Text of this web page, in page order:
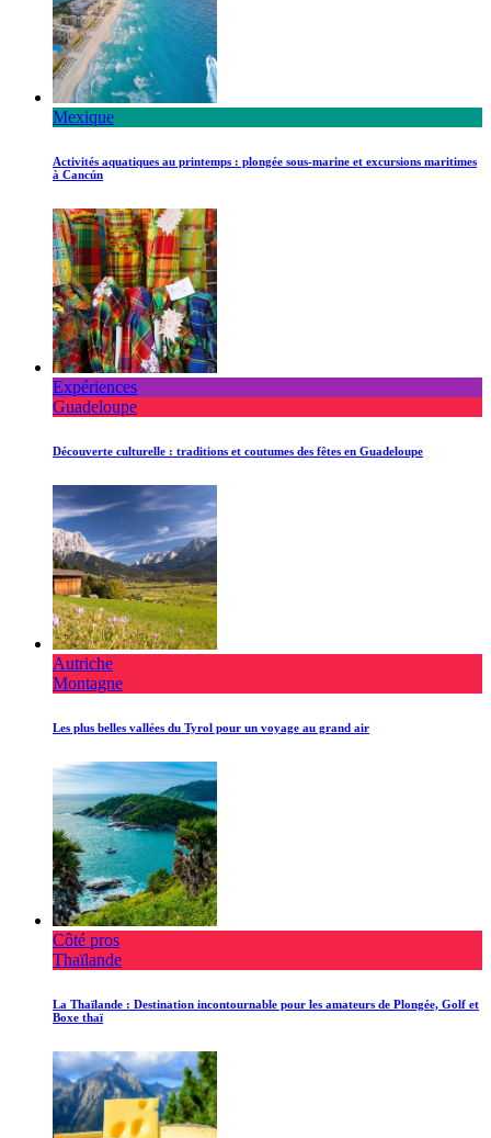
Mexique
Activités aquatiques au printemps : plongée sous-marine et excursions maritimes
à Cancún
Expériences
Guadeloupe
Découverte culturelle : traditions et coutumes des fêtes en Guadeloupe
Autriche
Montagne
Les plus belles vallées du Tyrol pour un voyage au grand air
Côté pros
Thaïlande
La Thaïlande : Destination incontournable pour les amateurs de Plongée, Golf et
Boxe thaï